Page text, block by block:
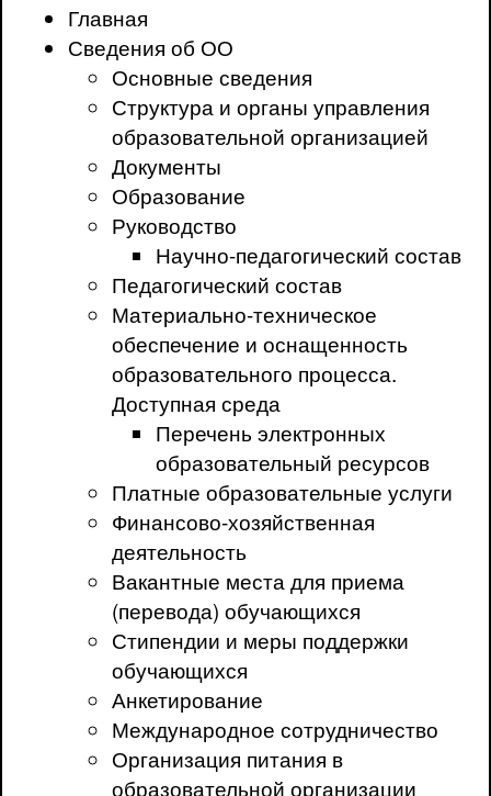
Главная
Сведения об ОО
Основные сведения
Структура и органы управления
образовательной организацией
Документы
Образование
Руководство
Научно-педагогический состав
Педагогический состав
Материально-техническое
обеспечение и оснащенность
образовательного процесса.
Доступная среда
Перечень электронных
образовательный ресурсов
Платные образовательные услуги
Финансово-хозяйственная
деятельность
Вакантные места для приема
(перевода) обучающихся
Стипендии и меры поддержки
обучающихся
Анкетирование
Международное сотрудничество
Организация питания в
образовательной организации